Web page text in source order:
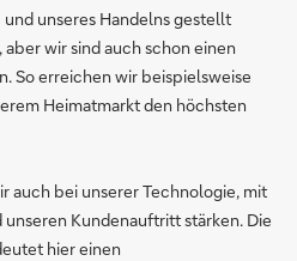
unseres Handelns gestellt
wir sind auch schon einen
So erreichen wir beispielsweise
Heimatmarkt den höchsten
auch bei unserer Technologie, mit
Kundenauftritt stärken. Die
hier einen